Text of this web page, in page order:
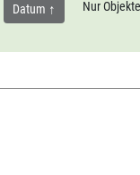
Datum Nur